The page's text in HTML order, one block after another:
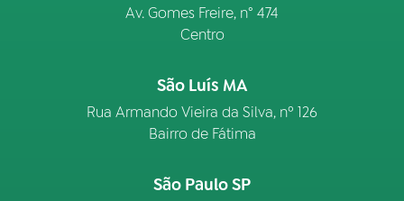
Av. Gomes Freire, n° 474
Centro
São Luís MA
Rua Armando Vieira da Silva, nº 126
Bairro de Fátima
São Paulo SP